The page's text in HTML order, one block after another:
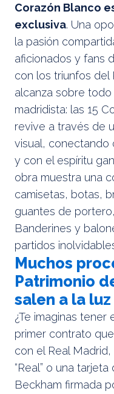
Corazón Blanco
exclusiva. Una
la pasión
aficionados y fans
con los triunfos
alcanza sobre
madridista: las 15
revive a través de
visual, conectando
y con el espíritu
obra muestra una
camisetas, botas,
guantes de
Banderines y
partidos
Muchos
Patrimonio
salen a la
¿Te imaginas tener
primer contrato
con el Real
“Real” o una
Beckham firmada